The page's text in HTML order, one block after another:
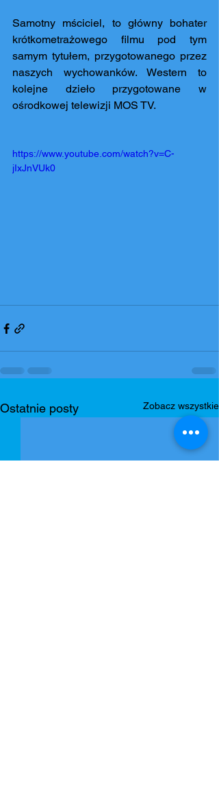
Samotny mściciel, to główny bohater
krótkometrażowego filmu pod tym
samym tytułem, przygotowanego przez
naszych wychowanków. Western to
kolejne dzieło przygotowane w
ośrodkowej telewizji MOS TV.
https://www.youtube.com/watch?v=C-
jIxJnVUk0
Ostatnie posty Zobacz wszystkie